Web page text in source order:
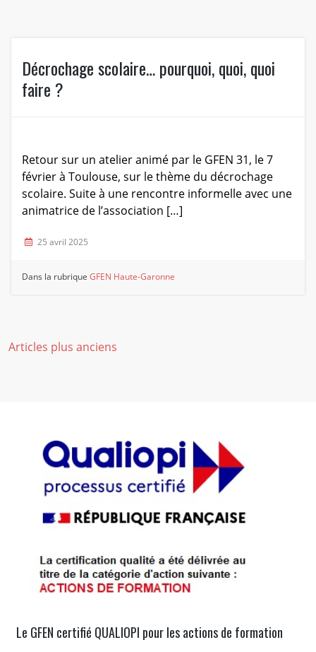
Décrochage scolaire… pourquoi, quoi, quoi
faire ?
Retour sur un atelier animé par le GFEN 31, le 7
février à Toulouse, sur le thème du décrochage
scolaire. Suite à une rencontre informelle avec une
animatrice de l’association […]
25 avril 2025
Dans la rubriqueGFEN Haute-Garonne
Navigation
Articles plus anciens
Le GFEN certifié QUALIOPI pour les actions de formation